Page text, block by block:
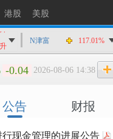
港股 美股
N津富 117.01%
-0.04 2026-08-06 14:38
公告 财报
现金管理的进展公告